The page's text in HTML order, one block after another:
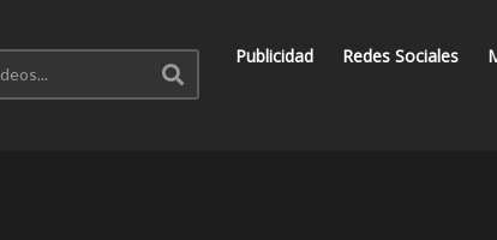
Publicidad Redes Sociales